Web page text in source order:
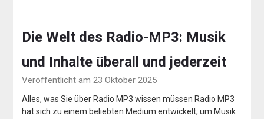
Die Welt des Radio-MP3: Musik
und Inhalte überall und jederzeit
Veröffentlicht am 23 Oktober 2025
Alles, was Sie über Radio MP3 wissen müssen Radio MP3
hat sich zu einem beliebten Medium entwickelt, um Musik